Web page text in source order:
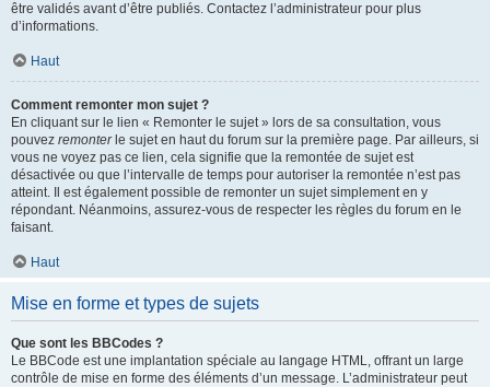
être validés avant d’être publiés. Contactez l’administrateur pour plus
d’informations.
Haut
Comment remonter mon sujet ?
En cliquant sur le lien « Remonter le sujet » lors de sa consultation, vous
pouvez remonterle sujet en haut du forum sur la première page. Par ailleurs, si
vous ne voyez pas ce lien, cela signifie que la remontée de sujet est
désactivée ou que l’intervalle de temps pour autoriser la remontée n’est pas
atteint. Il est également possible de remonter un sujet simplement en y
répondant. Néanmoins, assurez-vous de respecter les règles du forum en le
faisant.
Haut
Mise en forme et types de sujets
Que sont les BBCodes ?
Le BBCode est une implantation spéciale au langage HTML, offrant un large
contrôle de mise en forme des éléments d’un message. L’administrateur peut